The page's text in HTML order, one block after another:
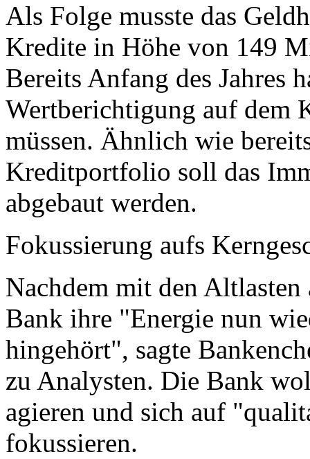
Als Folge musste das
Kredite in Höhe von 149
Bereits Anfang des Jahres
Wertberichtigung auf dem
müssen. Ähnlich wie
Kreditportfolio soll das
abgebaut werden.
Fokussierung aufs
Nachdem mit den
Bank ihre "Energie nun
hingehört", sagte
zu Analysten. Die Bank
agieren und sich auf
fokussieren.